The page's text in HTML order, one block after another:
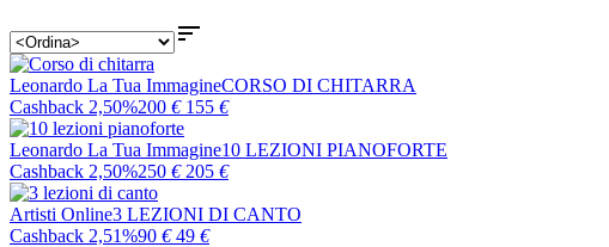

Leonardo La Tua ImmagineCORSO DI CHITARRA
Cashback 2,50%200 € 155 €
Leonardo La Tua Immagine10 LEZIONI PIANOFORTE
Cashback 2,50%250 € 205 €
Artisti Online3 LEZIONI DI CANTO
Cashback 2,51%90 € 49 €